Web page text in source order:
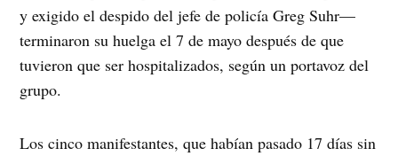
y exigido el despido del jefe de policía Greg Suhr—
terminaron su huelga el 7 de mayo después de que
tuvieron que ser hospitalizados, según un portavoz del
grupo.
Los cinco manifestantes, que habían pasado 17 días sin